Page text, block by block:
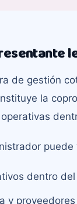
de gestión
la
dentro
y